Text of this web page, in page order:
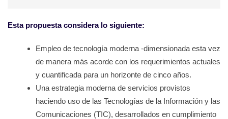
Esta propuesta considera lo siguiente:
Empleo de tecnología moderna -dimensionada esta vez
de manera más acorde con los requerimientos actuales
y cuantificada para un horizonte de cinco años.
Una estrategia moderna de servicios provistos
haciendo uso de las Tecnologías de la Información y las
Comunicaciones (TIC), desarrollados en cumplimiento